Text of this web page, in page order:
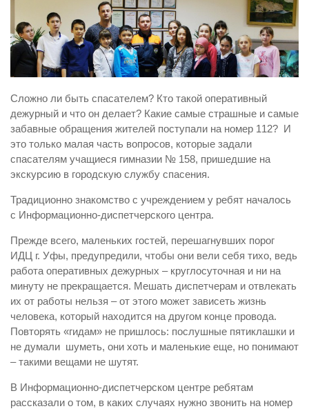
Виды деятельности
Обслуживание опасных производственных объектов
Оказание платных образовательных услуг
Памятки населению
Как стать спасателем
Уголок гражданской обороны
Пресс-центр
СМИ о нас
Наша работа
Фотогалерея
Обращения
Контакты
Вакансии
Сложно ли быть спасателем? Кто такой оперативный
дежурный и что он делает? Какие самые страшные и самые
забавные обращения жителей поступали на номер 112? И
это только малая часть вопросов, которые задали
спасателям учащиеся гимназии № 158, пришедшие на
экскурсию в городскую службу спасения.
Традиционно знакомство с учреждением у ребят началось
с Информационно-диспетчерского центра.
Прежде всего, маленьких гостей, перешагнувших порог
ИДЦ г. Уфы, предупредили, чтобы они вели себя тихо, ведь
работа оперативных дежурных – круглосуточная и ни на
минуту не прекращается. Мешать диспетчерам и отвлекать
их от работы нельзя – от этого может зависеть жизнь
человека, который находится на другом конце провода.
Повторять «гидам» не пришлось: послушные пятиклашки и
не думали шуметь, они хоть и маленькие еще, но понимают
– такими вещами не шутят.
В Информационно-диспетчерском центре ребятам
рассказали о том, в каких случаях нужно звонить на номер